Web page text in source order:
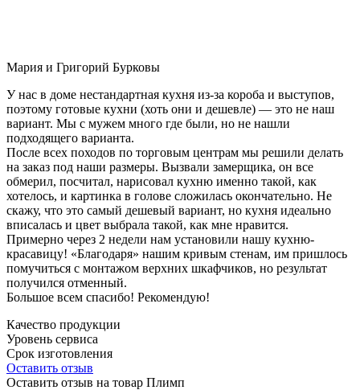
Мария и Григорий Бурковы
У нас в доме нестандартная кухня из-за короба и выступов,
поэтому готовые кухни (хоть они и дешевле) — это не наш
вариант. Мы с мужем много где были, но не нашли
подходящего варианта.
После всех походов по торговым центрам мы решили делать
на заказ под наши размеры. Вызвали замерщика, он все
обмерил, посчитал, нарисовал кухню именно такой, как
хотелось, и картинка в голове сложилась окончательно. Не
скажу, что это самый дешевый вариант, но кухня идеально
вписалась и цвет выбрала такой, как мне нравится.
Примерно через 2 недели нам установили нашу кухню-
красавицу! «Благодаря» нашим кривым стенам, им пришлось
помучиться с монтажом верхних шкафчиков, но результат
получился отменный.
Большое всем спасибо! Рекомендую!
Качество продукции
Уровень сервиса
Срок изготовления
Оставить отзыв
Оставить отзыв на товар Плимп